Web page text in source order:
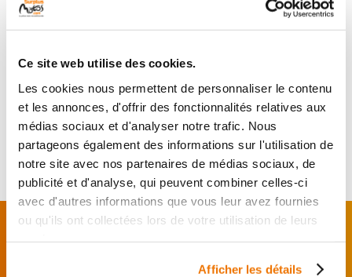
Ce site web utilise des cookies.
Les cookies nous permettent de personnaliser le contenu
et les annonces, d'offrir des fonctionnalités relatives aux
médias sociaux et d'analyser notre trafic. Nous
partageons également des informations sur l'utilisation de
notre site avec nos partenaires de médias sociaux, de
publicité et d'analyse, qui peuvent combiner celles-ci
avec d'autres informations que vous leur avez fournies
ou qu'ils ont collectées lors de votre utilisation de leurs
Afficher les détails
2007 - 2009
Informations sur le véhicule
45,90 € TTC
en stock
Ajouter au panier
FAITES MONTER VOTRE PIÈCE !
jusqu'à la révision complète de votremoto,